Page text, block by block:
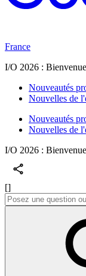
France
I/O 2026 :
Nouveautés
Nouvelles de
Nouveautés
Nouvelles de
I/O 2026 :
[]